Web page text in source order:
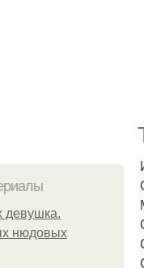
девушка.
нюдовых